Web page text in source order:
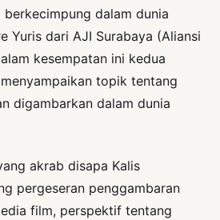
dalam dunia
Yuris dari AJI Surabaya (Aliansi
kesempatan ini kedua
topik tentang
digambarkan dalam dunia
akrab disapa Kalis
pergeseran penggambaran
film, perspektif tentang